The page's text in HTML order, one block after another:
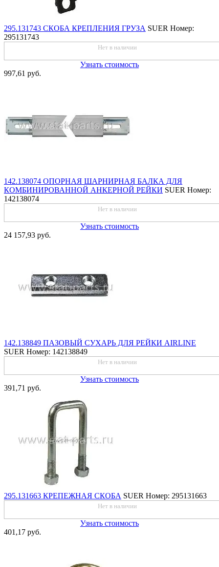
295.131743 СКОБА КРЕПЛЕНИЯ ГРУЗА SUER Номер:
295131743
Нет в наличии
Узнать стоимость
997,61 руб.
142.138074 ОПОРНАЯ ШАРНИРНАЯ БАЛКА ДЛЯ
КОМБИНИРОВАННОЙ АНКЕРНОЙ РЕЙКИ SUER Номер:
142138074
Нет в наличии
Узнать стоимость
24 157,93 руб.
142.138849 ПАЗОВЫЙ СУХАРЬ ДЛЯ РЕЙКИ AIRLINE
SUER Номер: 142138849
Нет в наличии
Узнать стоимость
391,71 руб.
295.131663 КРЕПЕЖНАЯ СКОБА SUER Номер: 295131663
Нет в наличии
Узнать стоимость
401,17 руб.